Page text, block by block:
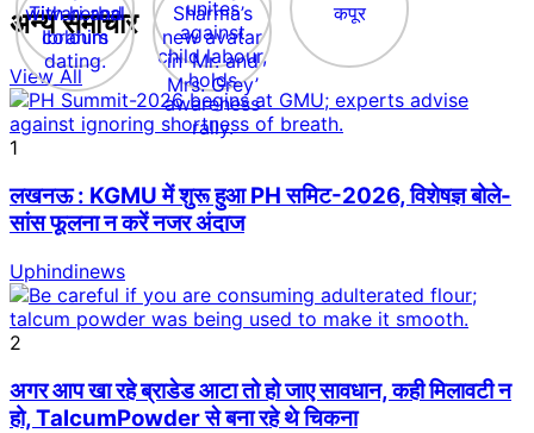
अन्य समाचार
View All
1
लखनऊ : KGMU में शुरू हुआ PH समिट-2026, विशेषज्ञ बोले-
सांस फूलना न करें नजर अंदाज
Uphindinews
2
अगर आप खा रहे ब्राडेड आटा तो हो जाए सावधान, कही मिलावटी न
हो, TalcumPowder से बना रहे थे चिकना